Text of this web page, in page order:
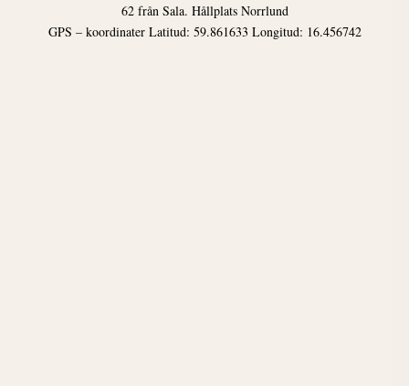
62 från Sala. Hållplats Norrlund
GPS – koordinater Latitud: 59.861633 Longitud: 16.456742